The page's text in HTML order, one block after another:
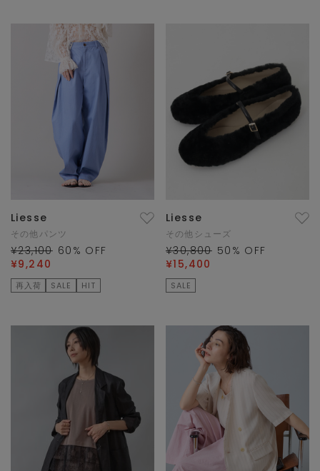
Liesse
その他パンツ
¥23,100 60 % OFF
¥9,240
再入荷 SALE HIT
Liesse
その他シューズ
¥30,800 50 % OFF
¥15,400
SALE